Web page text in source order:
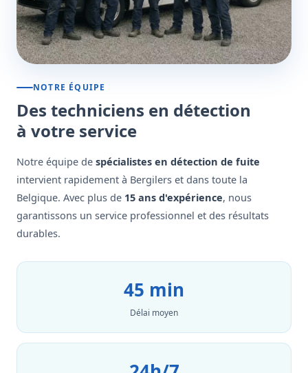
NOTRE ÉQUIPE
Des techniciens en détection
à votre service
Notre équipe de spécialistes en détection de fuite
intervient rapidement à Bergilers et dans toute la
Belgique. Avec plus de 15 ans d'expérience, nous
garantissons un service professionnel et des résultats
durables.
45 min
Délai moyen